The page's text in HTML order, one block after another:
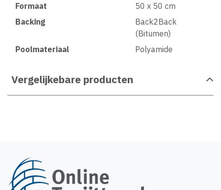
Formaat
50 x 50 cm
Backing
Back2Back
(Bitumen)
Poolmateriaal
Polyamide
Vergelijkebare producten